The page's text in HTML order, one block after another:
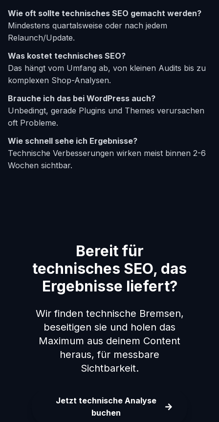
Wie oft sollte technisches SEO gemacht werden?
Mindestens quartalsweise oder nach jedem
Relaunch/Update.
Was kostet technisches SEO?
Das hängt vom Umfang ab, von kleinen Audits bis zu
komplexen Shop-Analysen.
Brauche ich das bei WordPress auch?
Unbedingt, gerade Plugins und Themes verursachen
oft Probleme.
Wie schnell sehe ich Ergebnisse?
Technische Verbesserungen wirken meist binnen 2-6
Wochen sichtbar.
Bereit für
technisches SEO, das
Ergebnisse liefert?
Wir finden technische Bremsen,
beseitigen sie und holen das
Maximum aus deinem Content
heraus, für messbare
Sichtbarkeit.
Jetzt technische Analyse
buchen